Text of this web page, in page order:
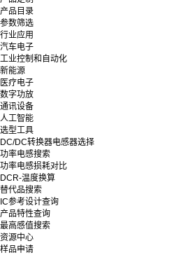
产品目录
参数筛选
行业应用
汽车电子
工业控制和自动化
新能源
医疗电子
数字功放
通讯设备
人工智能
选型工具
DC/DC转换器电感器选择
功率电感搜索
功率电感损耗对比
DCR-温度换算
替代品搜索
IC参考设计查询
产品特性查询
最高感值搜索
资源中心
样品申请